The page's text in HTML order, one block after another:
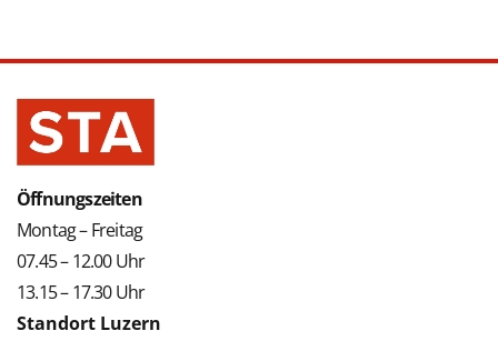
Öffnungszeiten
Montag – Freitag
07.45 – 12.00 Uhr
13.15 – 17.30 Uhr
Standort Luzern